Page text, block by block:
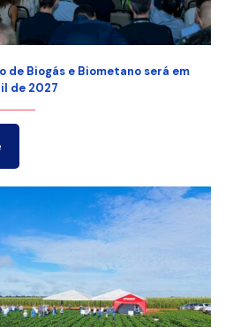
de Biogás e Biometano será em
de 2027